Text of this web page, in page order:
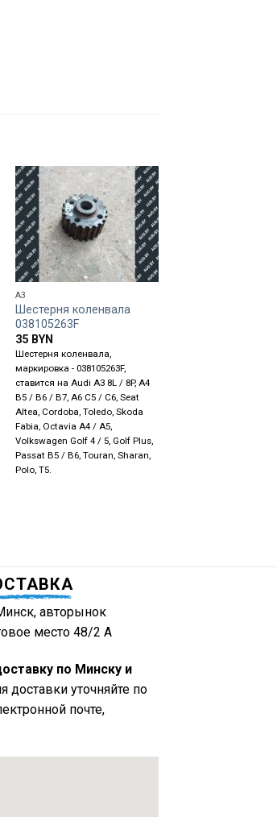
A3
Шестерня коленвала
038105263F
35 BYN
Шестерня коленвала,
маркировка - 038105263F,
ставится на Audi A3 8L / 8P, A4
B5 / B6 / B7, A6 C5 / C6, Seat
Altea, Cordoba, Toledo, Skoda
Fabia, Octavia A4 / A5,
Volkswagen Golf 4 / 5, Golf Plus,
Passat B5 / B6, Touran, Sharan,
Polo, T5.
авторынок
место 48/2 А
по Минску и
доставки уточняйте по
почте,